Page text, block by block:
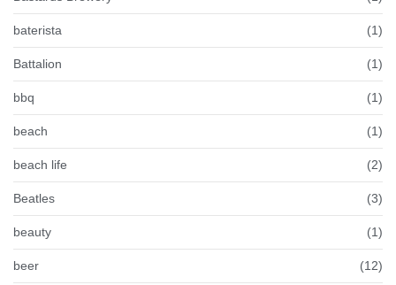
baterista (1)
Battalion (1)
bbq (1)
beach (1)
beach life (2)
Beatles (3)
beauty (1)
beer (12)